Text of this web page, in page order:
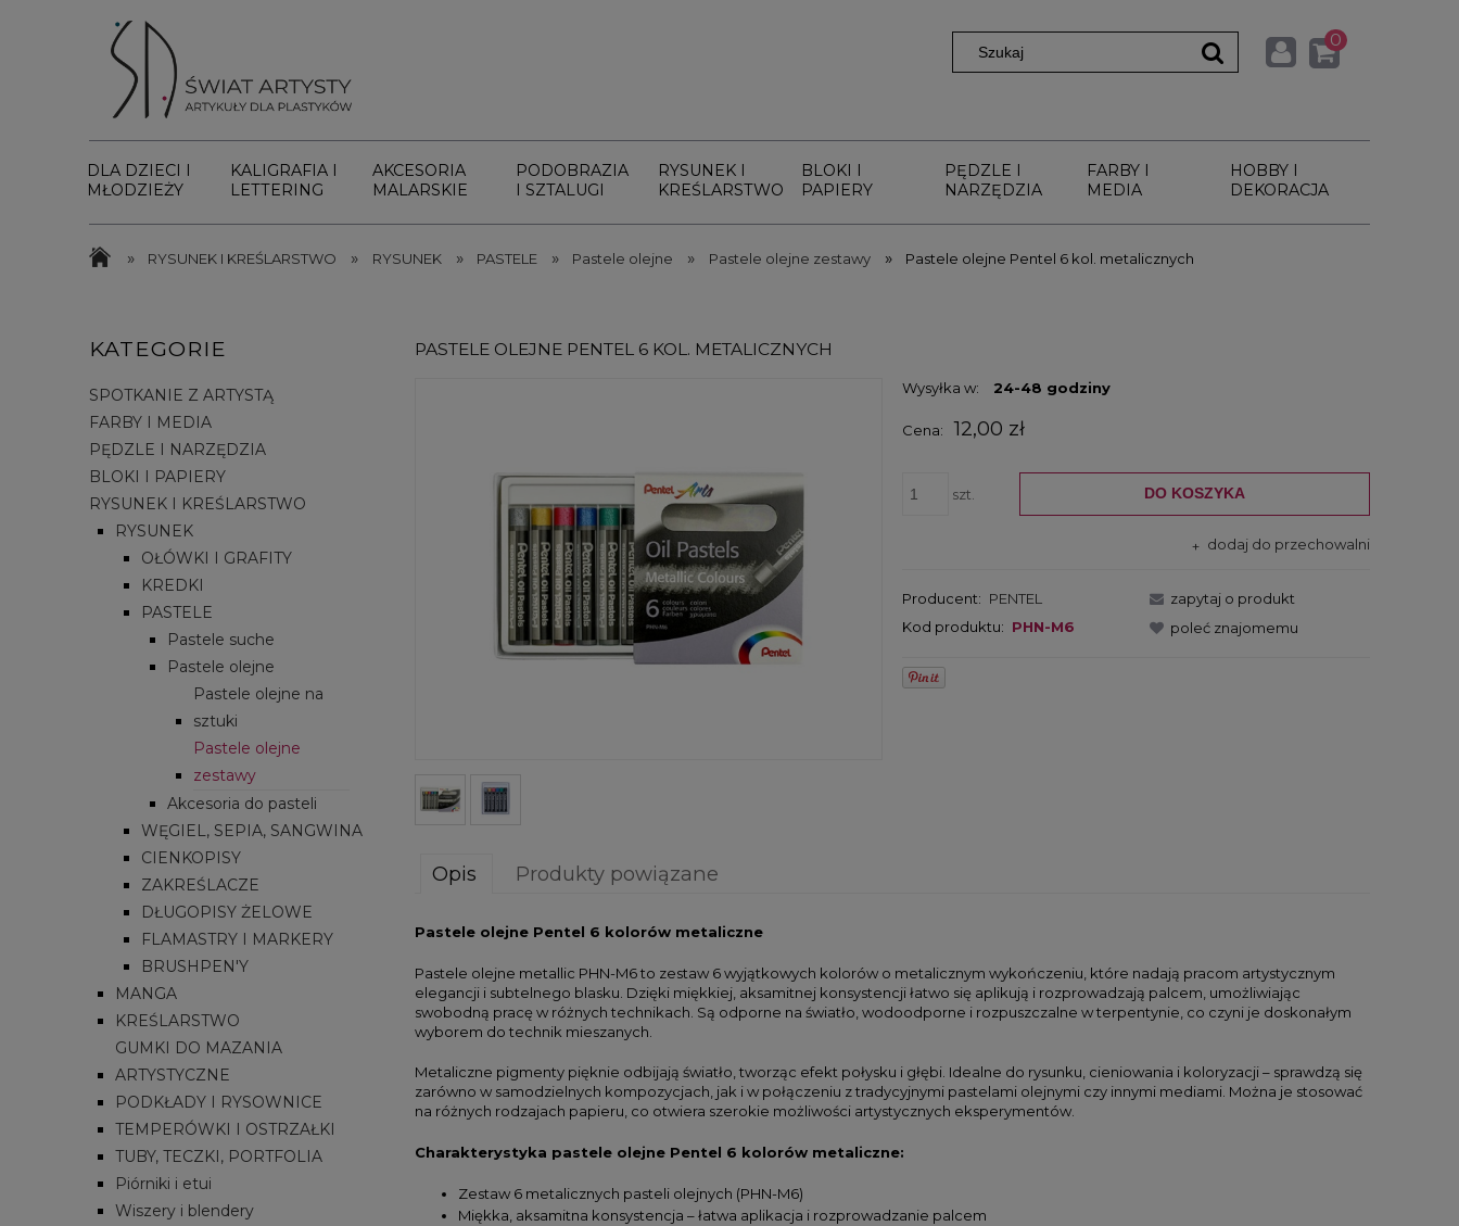
0
DLA DZIECI I
MŁODZIEŻY
KALIGRAFIA I
LETTERING
AKCESORIA
MALARSKIE
PODOBRAZIA
I SZTALUGI
RYSUNEK I
KREŚLARSTWO
BLOKI I
PAPIERY
PĘDZLE I
NARZĘDZIA
FARBY I
MEDIA
HOBBY I
DEKORACJA
» RYSUNEK I KREŚLARSTWO » RYSUNEK » PASTELE » Pastele olejne » Pastele olejne zestawy » Pastele olejne Pentel 6 kol. metalicznych
KATEGORIE
SPOTKANIE Z ARTYSTĄ
FARBY I MEDIA
PĘDZLE I NARZĘDZIA
BLOKI I PAPIERY
RYSUNEK I KREŚLARSTWO
RYSUNEK
OŁÓWKI I GRAFITY
KREDKI
PASTELE
Pastele suche
Pastele olejne
Pastele olejne na
sztuki
Pastele olejne
zestawy
Akcesoria do pasteli
WĘGIEL, SEPIA, SANGWINA
CIENKOPISY
ZAKREŚLACZE
DŁUGOPISY ŻELOWE
FLAMASTRY I MARKERY
BRUSHPEN'Y
MANGA
KREŚLARSTWO
GUMKI DO MAZANIA
ARTYSTYCZNE
PODKŁADY I RYSOWNICE
TEMPERÓWKI I OSTRZAŁKI
TUBY, TECZKI, PORTFOLIA
Piórniki i etui
Wiszery i blendery
PASTELE OLEJNE PENTEL 6 KOL. METALICZNYCH
Wysyłka w: 24-48 godziny
Cena: 12,00 zł
szt. DO KOSZYKA
dodaj do przechowalni
Producent: PENTEL
Kod produktu: PHN-M6
zapytaj o produkt
poleć znajomemu
Opis Produkty powiązane
Pastele olejne Pentel 6 kolorów metaliczne
Pastele olejne metallic PHN-M6 to zestaw 6 wyjątkowych kolorów o metalicznym wykończeniu, które nadają pracom artystycznym
elegancji i subtelnego blasku. Dzięki miękkiej, aksamitnej konsystencji łatwo się aplikują i rozprowadzają palcem, umożliwiając
swobodną pracę w różnych technikach. Są odporne na światło, wodoodporne i rozpuszczalne w terpentynie, co czyni je doskonałym
wyborem do technik mieszanych.
Metaliczne pigmenty pięknie odbijają światło, tworząc efekt połysku i głębi. Idealne do rysunku, cieniowania i koloryzacji – sprawdzą się
zarówno w samodzielnych kompozycjach, jak i w połączeniu z tradycyjnymi pastelami olejnymi czy innymi mediami. Można je stosować
na różnych rodzajach papieru, co otwiera szerokie możliwości artystycznych eksperymentów.
Charakterystyka pastele olejne Pentel 6 kolorów metaliczne:
Zestaw 6 metalicznych pasteli olejnych (PHN-M6)
Miękka, aksamitna konsystencja – łatwa aplikacja i rozprowadzanie palcem